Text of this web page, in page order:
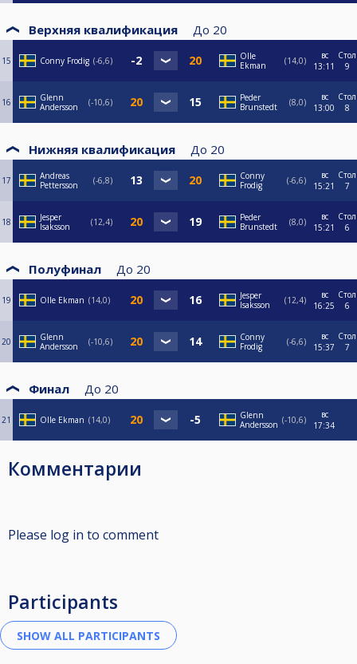
Верхняя квалификация До 20
15 Conny Frodig -6,6
Olle
Ekman
14,0
вс
13:11
Стол
9
16
Glenn
Andersson
-10,6
Peder
Brunstedt
8,0
вс
13:00
Стол
8
Нижняя квалификация До 20
17
Andreas
Pettersson
-6,8
Conny
Frodig
-6,6
вс
15:21
Стол
7
18
Jesper
Isaksson
12,4
Peder
Brunstedt
8,0
вс
15:21
Стол
6
Полуфинал До 20
19 Olle Ekman 14,0
Jesper
Isaksson
12,4
вс
16:25
Стол
6
20
Glenn
Andersson
-10,6
Conny
Frodig
-6,6
вс
15:37
Стол
7
Финал До 20
21 Olle Ekman 14,0
Glenn
Andersson
-10,6
вс
17:34
Комментарии
Please log in to comment
Participants